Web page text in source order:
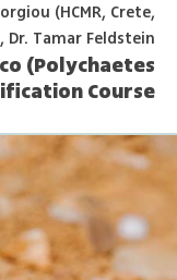
(HCMR, Crete,
Dr. Tamar Feldstein
(Polychaetes
Course)